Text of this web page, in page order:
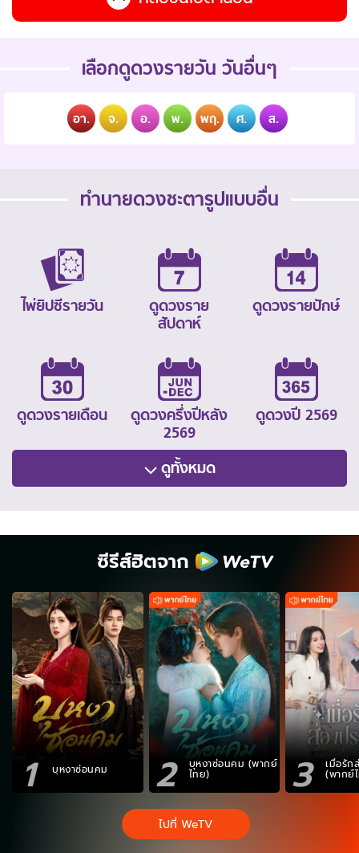
เลือกดูดวงรายวัน วันอื่นๆ
อา. จ. อ. พ. พฤ. ศ. ส.
ทำนายดวงชะตารูปแบบอื่น
ไพ่ยิปซีรายวัน
ดูดวงราย
สัปดาห์
ดูดวงรายปักษ์
ดูดวงรายเดือน
ดูดวงครึ่งปีหลัง
2569
ดูดวงปี 2569
ดูทั้งหมด
ซีรีส์ฮิตจาก
1 บุหงาซ่อนคม 2 บุหงาซ่อนคม (พากย์
ไทย) 3 เมื่อรัก
(พากย์
ไปที่ WeTV